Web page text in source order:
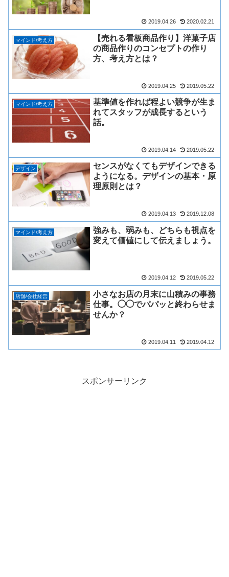
2019.04.26 2020.02.21
マインド/考え方
【売れる看板商品作り】洋菓子店
の商品作りのコンセプトの作り
方、考え方とは？
2019.04.25 2019.05.22
マインド/考え方
基準値を作れば程よい競争が生ま
れてスタッフが成長するという
話。
2019.04.14 2019.05.22
デザイン
センスがなくてもデザインできる
ようになる。デザインの基本・原
理原則とは？
2019.04.13 2019.12.08
マインド/考え方
強みも、弱みも、どちらも視点を
変えて価値にして伝えましょう。
2019.04.12 2019.05.22
店舗/会社経営
小さなお店の月末に山積みの事務
仕事。◯◯でパパッと終わらせま
せんか？
2019.04.11 2019.04.12
スポンサーリンク